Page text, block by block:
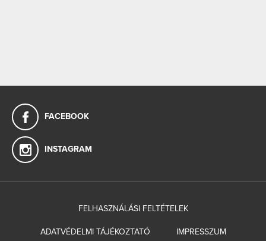
FACEBOOK
INSTAGRAM
FELHASZNÁLÁSI FELTÉTELEK
ADATVÉDELMI TÁJÉKOZTATÓ IMPRESSZUM